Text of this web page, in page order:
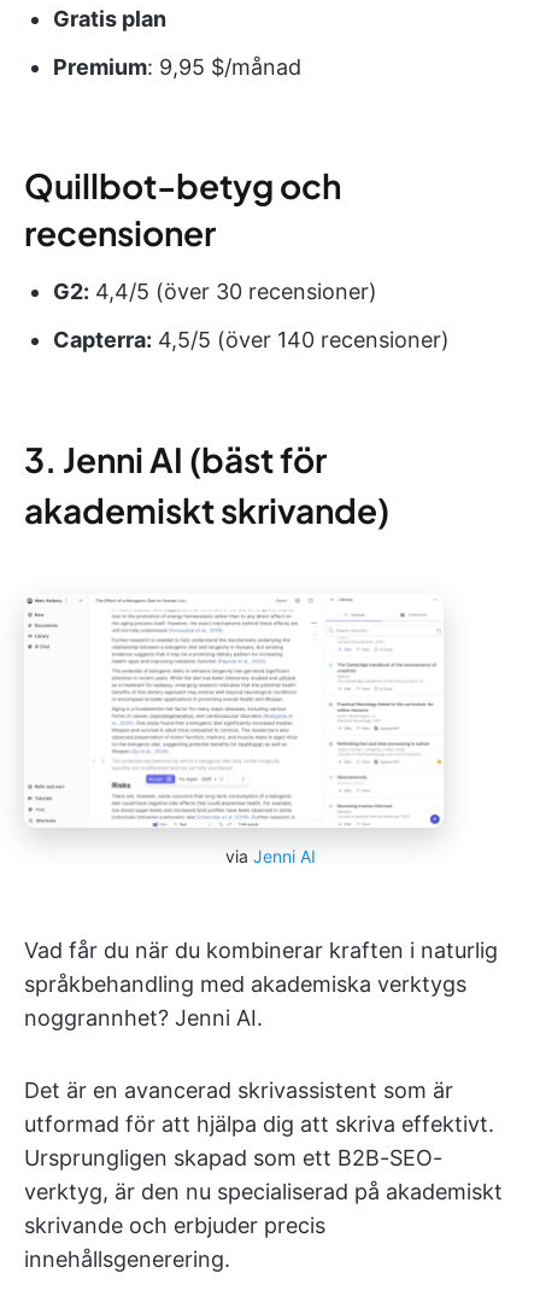
Gratis plan
Premium: 9,95 $/månad
Quillbot-betyg och
recensioner
G2: 4,4/5 (över 30 recensioner)
Capterra: 4,5/5 (över 140 recensioner)
3. Jenni AI (bäst för
akademiskt skrivande)
via Jenni AI
Vad får du när du kombinerar kraften i naturlig
språkbehandling med akademiska verktygs
noggrannhet? Jenni AI.
Det är en avancerad skrivassistent som är
utformad för att hjälpa dig att skriva effektivt.
Ursprungligen skapad som ett B2B-SEO-
verktyg, är den nu specialiserad på akademiskt
skrivande och erbjuder precis
innehållsgenerering.